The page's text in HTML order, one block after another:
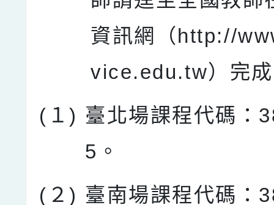
資訊網（http://
vice.edu.tw）完
(１) 臺北場課程代碼：
5。
(２) 臺南場課程代碼：